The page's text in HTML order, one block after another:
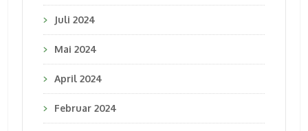
Juli 2024
Mai 2024
April 2024
Februar 2024